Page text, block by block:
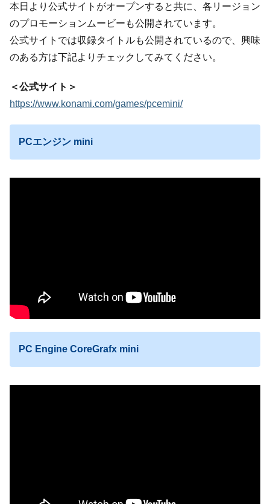
本日より公式サイトがオープンすると共に、各リージョン
のプロモーションムービーも公開されています。
公式サイトでは収録タイトルも公開されているので、興味
のある方は下記よりチェックしてみてください。
＜公式サイト＞
https://www.konami.com/games/pcemini/
PCエンジン mini
PC Engine CoreGrafx mini